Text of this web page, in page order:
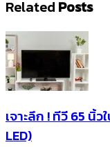
Related Posts
เจาะลึก ! ทีวี 65 นิ้
LED)